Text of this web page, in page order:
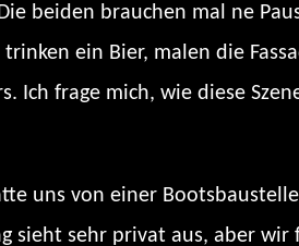
beiden brauchen mal ne
ein Bier, malen die
Ich frage mich, wie diese
uns von einer
sieht sehr privat aus, aber